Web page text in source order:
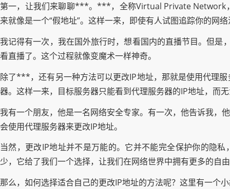
第一，让我们来聊聊***。***，全称Virtual Private Network
来就像是一个“假地址”。这样一来，即使有人试图追踪你的网
我记得有一次，我在国外旅行时，想看国内的直播节目。但
看直播了。这个过程就像变魔术一样神奇。
除了***，还有另一种方法可以更改IP地址，那就是使用代理
器。这样一来，目标服务器只能看到代理服务器的IP地址，而
我有一个朋友，他是一名网络安全专家。有一次，他告诉我，
会使用代理服务器来更改IP地址。
当然，更改IP地址并不是万能的。它并不能完全保护你的隐
少，它给了我们一个选择，让我们在网络世界中拥有更多的自
那么，如何选择适合自己的更改IP地址的方法呢？这里有一个